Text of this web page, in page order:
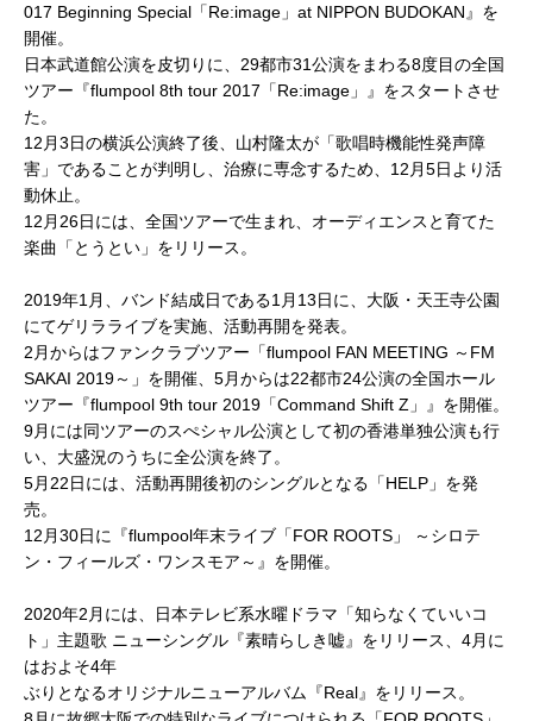
017 Beginning Special「Re:image」at NIPPON BUDOKAN』を
開催。
日本武道館公演を皮切りに、29都市31公演をまわる8度目の全国
ツアー『flumpool 8th tour 2017「Re:image」』をスタートさせ
た。
12月3日の横浜公演終了後、山村隆太が「歌唱時機能性発声障
害」であることが判明し、治療に専念するため、12月5日より活
動休止。
12月26日には、全国ツアーで生まれ、オーディエンスと育てた
楽曲「とうとい」をリリース。
2019年1月、バンド結成日である1月13日に、大阪・天王寺公園
にてゲリラライブを実施、活動再開を発表。
2月からはファンクラブツアー「flumpool FAN MEETING ～FM
SAKAI 2019～」を開催、5月からは22都市24公演の全国ホール
ツアー『flumpool 9th tour 2019「Command Shift Z」』を開催。
9月には同ツアーのスぺシャル公演として初の香港単独公演も行
い、大盛況のうちに全公演を終了。
5月22日には、活動再開後初のシングルとなる「HELP」を発
売。
12月30日に『flumpool年末ライブ「FOR ROOTS」 ～シロテ
ン・フィールズ・ワンスモア～』を開催。
2020年2月には、日本テレビ系水曜ドラマ「知らなくていいコ
ト」主題歌 ニューシングル『素晴らしき嘘』をリリース、4月に
はおよそ4年
ぶりとなるオリジナルニューアルバム『Real』をリリース。